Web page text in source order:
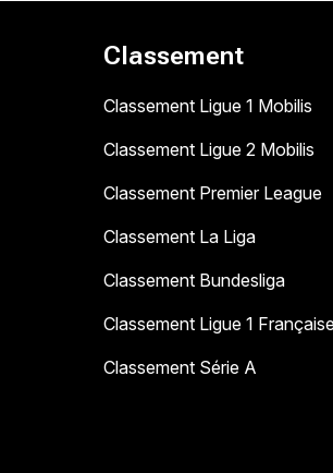
Classement
Classement Ligue 1 Mobilis
Classement Ligue 2 Mobilis
Classement Premier League
Classement La Liga
Classement Bundesliga
Classement Ligue 1
Classement Série A